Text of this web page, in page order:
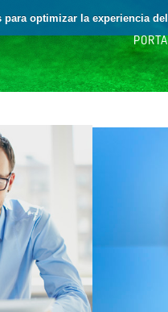
optimizar la experiencia